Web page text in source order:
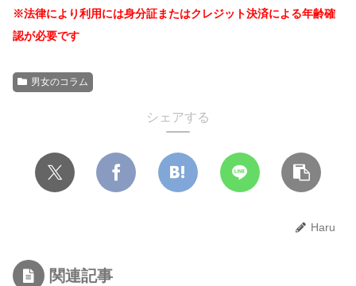
※法律により利用には身分証またはクレジット決済による年齢確
認が必要です
男女のコラム
シェアする
Haru
関連記事